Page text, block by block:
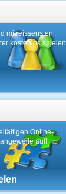
mitreissensten
kostenlos spielen.
Online-
auf!